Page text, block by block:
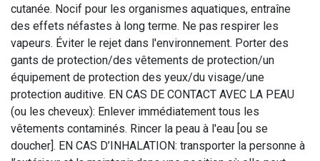
cutanée. Nocif pour les organismes aquatiques, entraîne
des effets néfastes à long terme. Ne pas respirer les
vapeurs. Éviter le rejet dans l'environnement. Porter des
gants de protection/des vêtements de protection/un
équipement de protection des yeux/du visage/une
protection auditive. EN CAS DE CONTACT AVEC LA PEAU
(ou les cheveux): Enlever immédiatement tous les
vêtements contaminés. Rincer la peau à l'eau [ou se
doucher]. EN CAS D’INHALATION: transporter la personne à